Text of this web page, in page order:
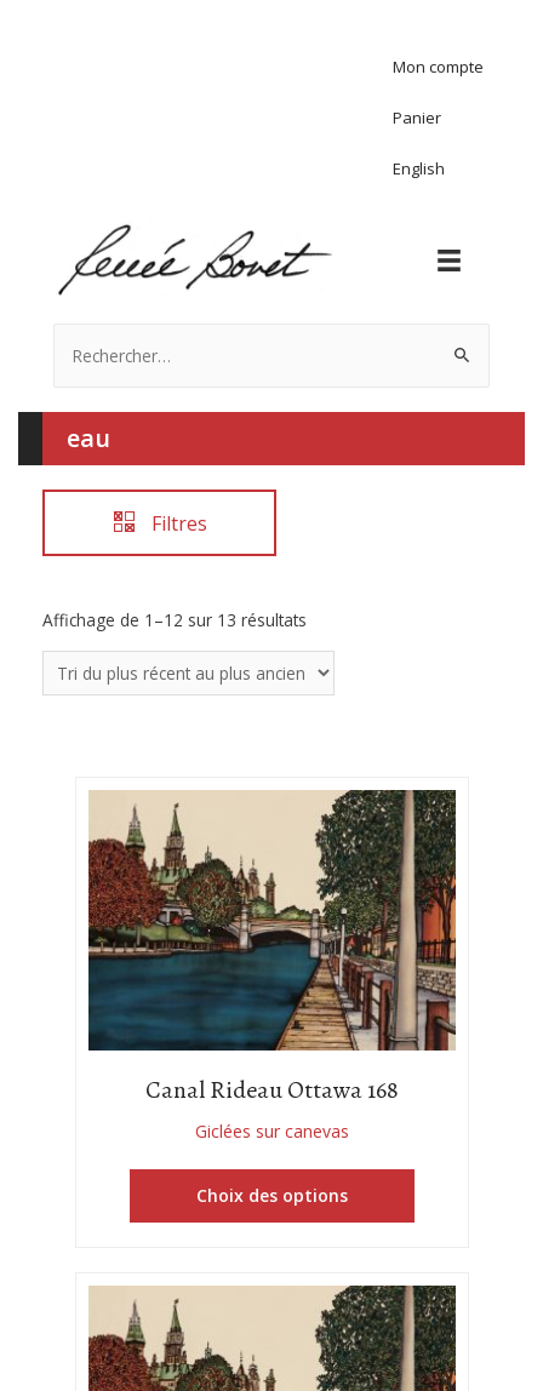
Mon compte
Panier
English
eau
Filtres
Affichage de 1–12 sur 13 résultats
Canal Rideau Ottawa 168
Giclées sur canevas
Choix des options